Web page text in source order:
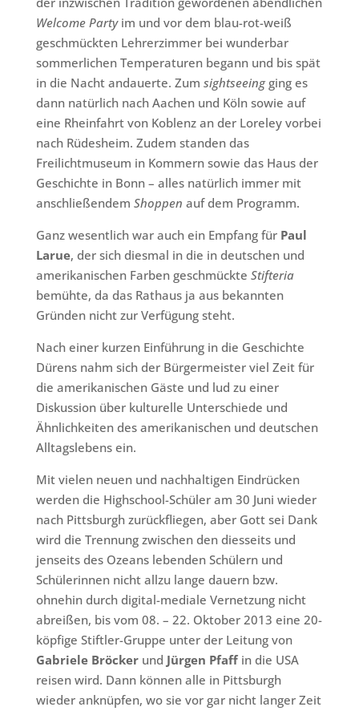
Welcome Partyim und vor dem blau-rot-weiß
geschmückten Lehrerzimmer bei wunderbar
sommerlichen Temperaturen begann und bis spät
in die Nacht andauerte. Zum sightseeingging es
dann natürlich nach Aachen und Köln sowie auf
eine Rheinfahrt von Koblenz an der Loreley vorbei
nach Rüdesheim. Zudem standen das
Freilichtmuseum in Kommern sowie das Haus der
Geschichte in Bonn – alles natürlich immer mit
anschließendem Shoppen auf dem Programm.
Ganz wesentlich war auch ein Empfang für Paul
Larue, der sich diesmal in die in deutschen und
amerikanischen Farben geschmückte Stifteria
bemühte, da das Rathaus ja aus bekannten
Gründen nicht zur Verfügung steht.
Nach einer kurzen Einführung in die Geschichte
Dürens nahm sich der Bürgermeister viel Zeit für
die amerikanischen Gäste und lud zu einer
Diskussion über kulturelle Unterschiede und
Ähnlichkeiten des amerikanischen und deutschen
Alltagslebens ein.
Mit vielen neuen und nachhaltigen Eindrücken
werden die Highschool-Schüler am 30 Juni wieder
nach Pittsburgh zurückfliegen, aber Gott sei Dank
wird die Trennung zwischen den diesseits und
jenseits des Ozeans lebenden Schülern und
Schülerinnen nicht allzu lange dauern bzw.
ohnehin durch digital-mediale Vernetzung nicht
abreißen, bis vom 08. – 22. Oktober 2013 eine 20-
köpfige Stiftler-Gruppe unter der Leitung von
Gabriele Bröckerund Jürgen Pfaff in die USA
reisen wird. Dann können alle in Pittsburgh
wieder anknüpfen, wo sie vor gar nicht langer Zeit